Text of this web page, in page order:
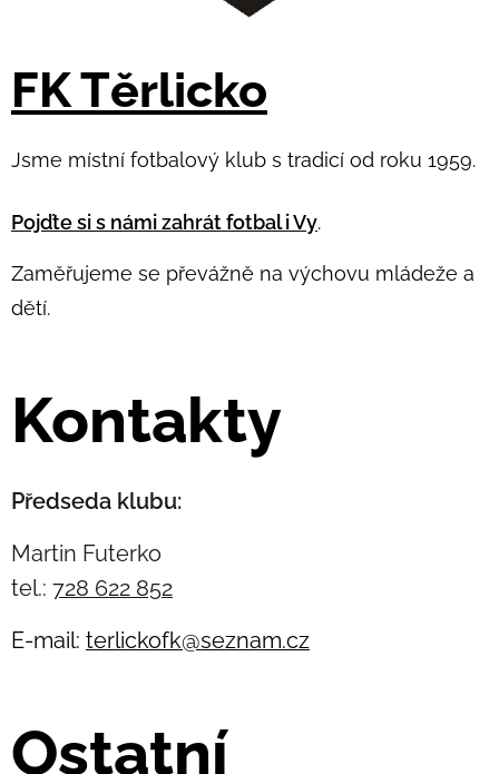
FK Těrlicko
Jsme místní fotbalový klub s tradicí od roku 1959.
Pojďte si s námi zahrát fotbal i Vy.
Zaměřujeme se převážně na výchovu mládeže a
dětí.
Kontakty
Předseda klubu:
Martin Futerko
tel.: 728 622 852
E-mail: terlickofk@seznam.cz
Ostatní